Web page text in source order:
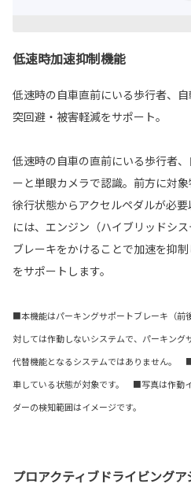
低速時加速抑制機能
低速時の自車直前にいる歩行者、
突回避・被害軽減をサポート。
低速時の自車の直前にいる歩行者
ーと単眼カメラで認識。前方に対
徐行状態からアクセルペダルが必
には、エンジン（ハイブリッドシ
ブレーキをかけることで加速を抑
をサポートします。
■本機能はパーキングサポートブレーキ（前
対しては作動しないシステムで、パーキング
代替機能となるシステムではありません。
車している状態が対象です。 ■写真は作動
ダーの検知範囲はイメージです。
プロアクティブドライビングア